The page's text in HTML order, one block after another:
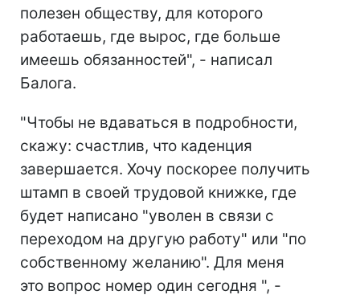
полезен обществу, для которого
работаешь, где вырос, где больше
имеешь обязанностей", - написал
Балога.
"Чтобы не вдаваться в подробности,
скажу: счастлив, что каденция
завершается. Хочу поскорее получить
штамп в своей трудовой книжке, где
будет написано "уволен в связи с
переходом на другую работу" или "по
собственному желанию". Для меня
это вопрос номер один сегодня ", -